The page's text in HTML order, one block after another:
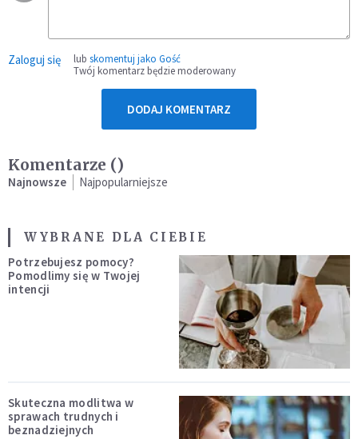
Zaloguj się lub skomentuj jako Gość
Twój komentarz będzie moderowany
DODAJ KOMENTARZ
Komentarze ()
Najnowsze Najpopularniejsze
WYBRANE DLA CIEBIE
Potrzebujesz pomocy?
Pomodlimy się w Twojej
intencji
Skuteczna modlitwa w
sprawach trudnych i
beznadziejnych